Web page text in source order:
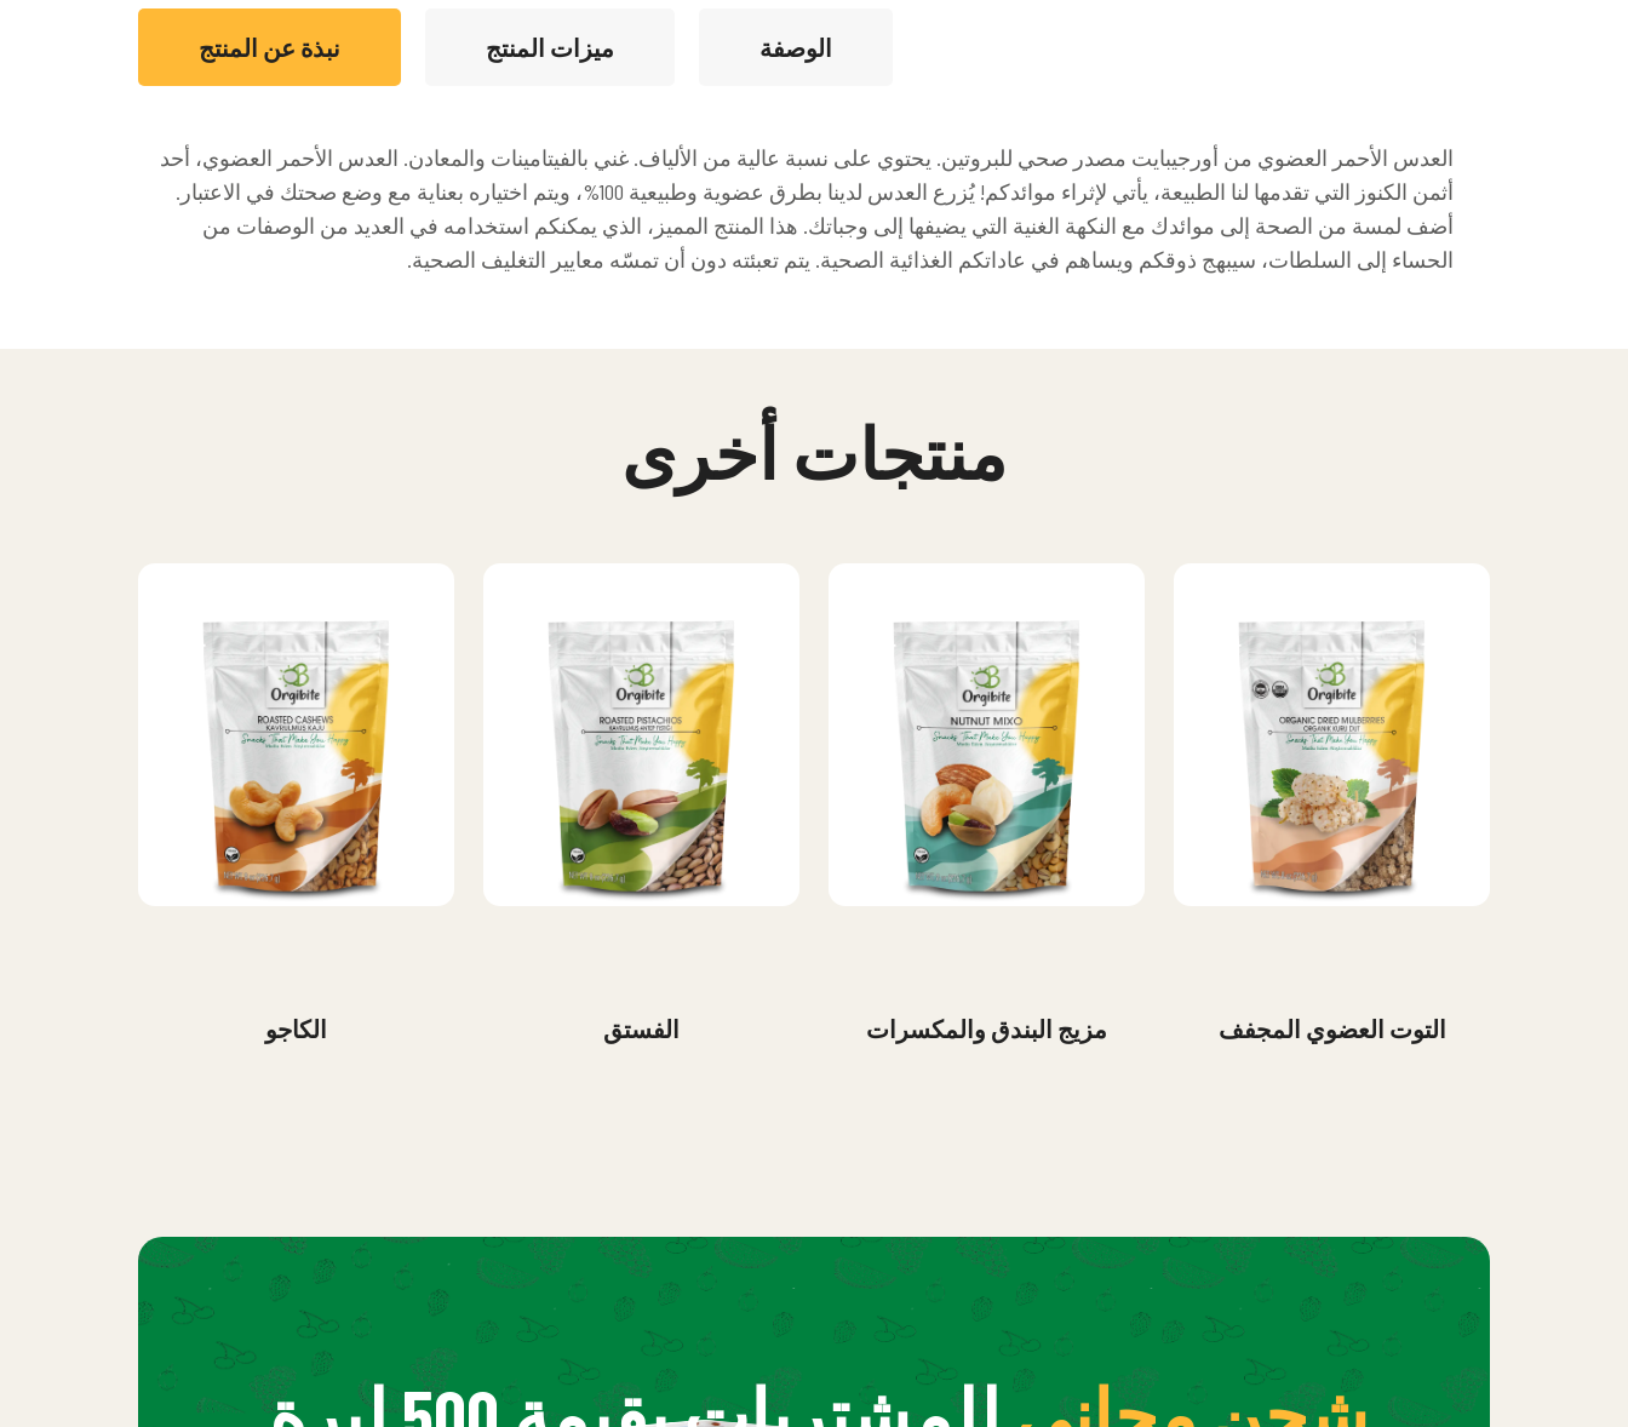
نبذة عن المنتج ميزات المنتج الوصفة
العدس الأحمر العضوي من أورجيبايت مصدر صحي للبروتين. يحتوي على نسبة عالية من الألياف. غني بالفيتامينات والمعادن. العدس الأحمر العضوي، أحد
أثمن الكنوز التي تقدمها لنا الطبيعة، يأتي لإثراء موائدكم! يُزرع العدس لدينا بطرق عضوية وطبيعية 100%، ويتم اختياره بعناية مع وضع صحتك في الاعتبار.
أضف لمسة من الصحة إلى موائدك مع النكهة الغنية التي يضيفها إلى وجباتك. هذا المنتج المميز، الذي يمكنكم استخدامه في العديد من الوصفات من
الحساء إلى السلطات، سيبهج ذوقكم ويساهم في عاداتكم الغذائية الصحية. يتم تعبئته دون أن تمسّه معايير التغليف الصحية.
منتجات أخرى
الكاجو الفستق مزيج البندق والمكسرات التوت العضوي المجفف